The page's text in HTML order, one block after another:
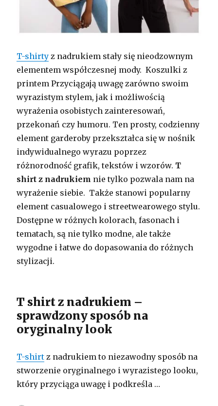
T-shirty z nadrukiem stały się nieodzownym
elementem współczesnej mody. Koszulki z
printem Przyciągają uwagę zarówno swoim
wyrazistym stylem, jak i możliwością
wyrażenia osobistych zainteresowań,
przekonań czy humoru. Ten prosty, codzienny
element garderoby przekształca się w nośnik
indywidualnego wyrazu poprzez
różnorodność grafik, tekstów i wzorów. T
shirt z nadrukiem nie tylko pozwala nam na
wyrażenie siebie. Także stanowi popularny
element casualowego i streetwearowego stylu.
Dostępne w różnych kolorach, fasonach i
tematach, są nie tylko modne, ale także
wygodne i łatwe do dopasowania do różnych
stylizacji.
T shirt z nadrukiem –
sprawdzony sposób na
oryginalny look
T-shirt z nadrukiem to niezawodny sposób na
stworzenie oryginalnego i wyrazistego looku,
który przyciąga uwagę i podkreśla …